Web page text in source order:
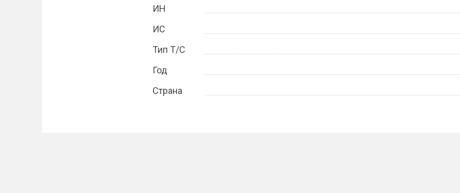
ИН
ИС
Тип Т/С
Год
Страна